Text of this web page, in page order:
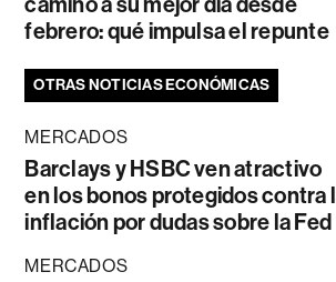
febrero: qué impulsa el repunte
OTRAS NOTICIAS ECONÓMICAS
MERCADOS
Barclays y HSBC ven atractivo
en los bonos protegidos contra
inflación por dudas sobre la Fed
MERCADOS